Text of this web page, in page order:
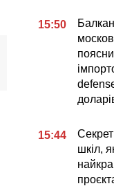
15:50
15:44
шкіл,